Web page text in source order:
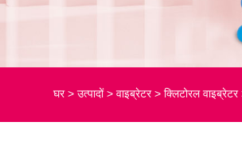
घर > उत्पादों>वाइब्रेटर>क्लिटोरल वाइब्रेटर